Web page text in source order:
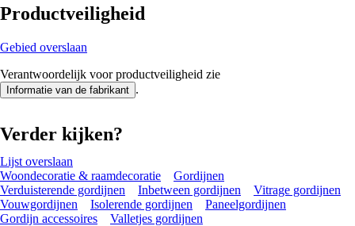
Productveiligheid
Gebied overslaan
Verantwoordelijk voor productveiligheid zie
Informatie van de fabrikant .
Verder kijken?
Lijst overslaan
Woondecoratie & raamdecoratie
Gordijnen
Verduisterende gordijnen
Inbetween gordijnen
Vitrage gordijnen
Vouwgordijnen
Isolerende gordijnen
Paneelgordijnen
Gordijn accessoires
Valletjes gordijnen